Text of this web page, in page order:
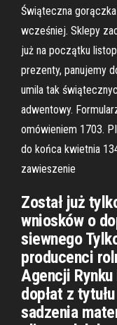
Świąteczna
wcześniej. Sklepy
już na początku
prezenty, panujemy
umila tak
adwentowy.
omówieniem 1703.
do końca kwietnia
zawieszenie
Został już
wniosków o
siewnego
producenci
Agencji
dopłat z
sadzenia